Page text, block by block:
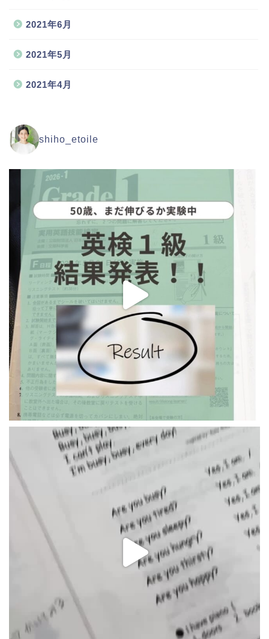
2021年6月
2021年5月
2021年4月
shiho_etoile